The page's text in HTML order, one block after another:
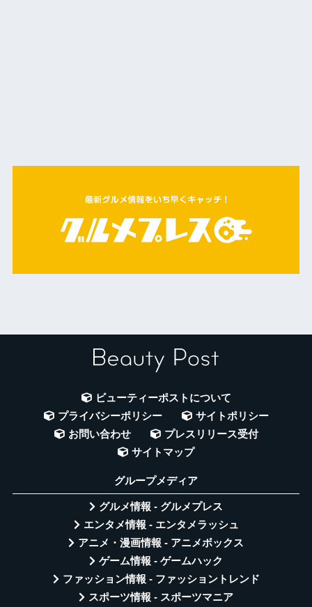
ビューティーポストについて
プライバシーポリシー
サイトポリシー
お問い合わせ
プレスリリース受付
サイトマップ
グループメディア
グルメ情報 - グルメプレス
エンタメ情報 - エンタメラッシュ
アニメ・漫画情報 - アニメボックス
ゲーム情報 - ゲームハック
ファッション情報 - ファッショントレンド
スポーツ情報 - スポーツマニア